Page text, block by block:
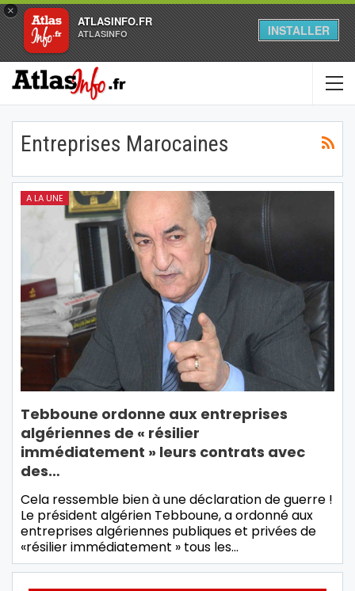
×
ATLASINFO.FR
ATLASINFO INSTALLER
Entreprises Marocaines
A LA UNE
Tebboune ordonne aux entreprises
algériennes de « résilier
immédiatement » leurs contrats avec
des…
Cela ressemble bien à une déclaration de guerre !
Le président algérien Tebboune, a ordonné aux
entreprises algériennes publiques et privées de
«résilier immédiatement » tous les…